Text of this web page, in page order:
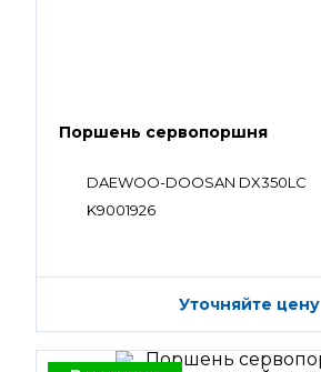
Поршень сервопоршня
DAEWOO-DOOSAN DX350LC
K9001926
Уточняйте цену